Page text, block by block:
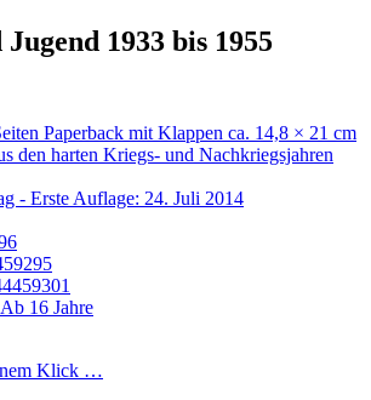
1933 bis 1955
Paperback mit Klappen ca. 14,8 × 21 cm
den harten Kriegs- und Nachkriegsjahren
- Erste Auflage: 24. Juli 2014
Ab 16 Jahre
Klick …